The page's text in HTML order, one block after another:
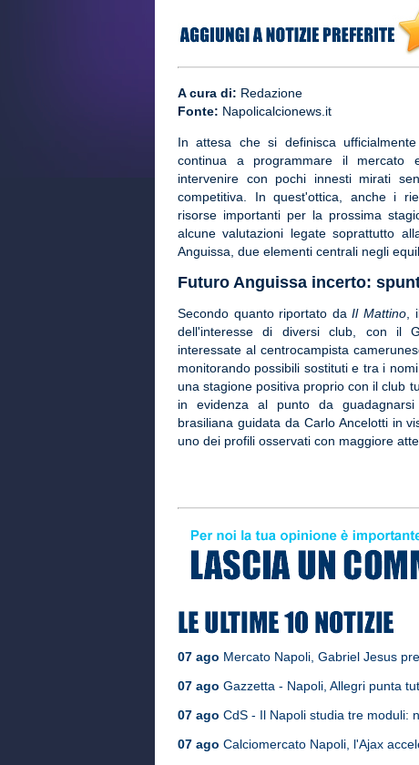
A cura di: Redazione
Fonte: Napolicalcionews.it
In attesa che si definisca
continua a programmare il mercato
intervenire con pochi innesti mirati
competitiva. In quest'ottica, anche i
risorse importanti per la prossima
alcune valutazioni legate soprattutto
Anguissa, due elementi centrali negli
Futuro Anguissa incerto:
Secondo quanto riportato daIl Mattino
dell'interesse di diversi club, con il
interessate al centrocampista
monitorando possibili sostituti e tra i
una stagione positiva proprio con il club
in evidenza al punto da
brasiliana guidata da Carlo Ancelotti in
uno dei profili osservati con maggiore
07 ago Mercato Napoli, Gabriel Jesus
07 ago Gazzetta - Napoli, Allegri punta
07 ago CdS - Il Napoli studia tre moduli:
07 ago Calciomercato Napoli, l'Ajax